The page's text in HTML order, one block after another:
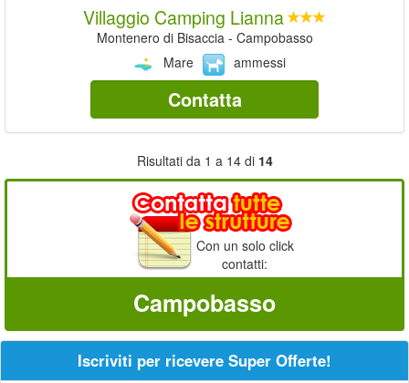
Villaggio Camping Lianna
Montenero di Bisaccia - Campobasso
Mare
ammessi
Contatta
Risultati da 1 a 14 di 14
Con un solo click
contatti:
Campobasso
Iscriviti per ricevere Super Offerte!